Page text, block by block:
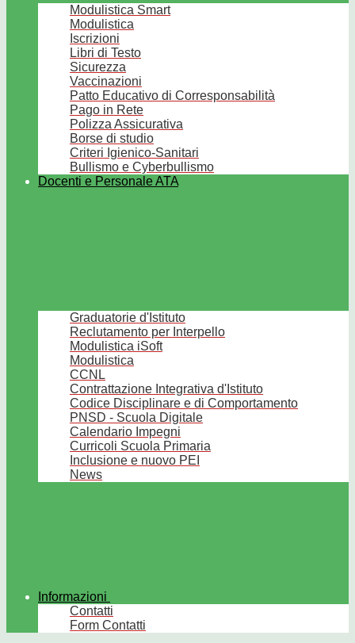
Modulistica Smart
Modulistica
Iscrizioni
Libri di Testo
Sicurezza
Vaccinazioni
Patto Educativo di Corresponsabilità
Pago in Rete
Polizza Assicurativa
Borse di studio
Criteri Igienico-Sanitari
Bullismo e Cyberbullismo
Docenti e Personale ATA
Graduatorie d'Istituto
Reclutamento per Interpello
Modulistica iSoft
Modulistica
CCNL
Contrattazione Integrativa d'Istituto
Codice Disciplinare e di Comportamento
PNSD - Scuola Digitale
Calendario Impegni
Curricoli Scuola Primaria
Inclusione e nuovo PEI
News
Informazioni
Contatti
Form Contatti